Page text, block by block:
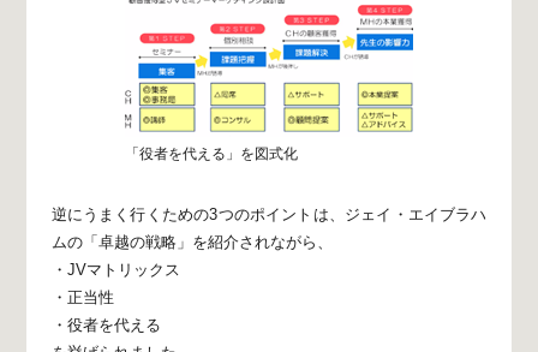
「役者を代える」を図式化
逆にうまく行くための3つのポイントは、 ジェイ・エイブラハ
ムの「卓越の戦略」を紹介されながら、
・JVマトリックス
・正当性
・役者を代える